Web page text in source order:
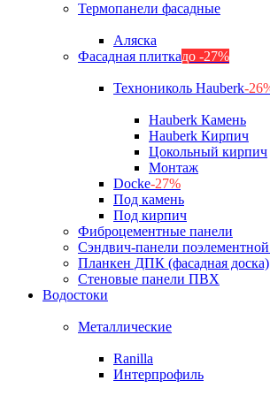
Термопанели фасадные
Аляска
Фасадная плиткадо -27%
Технониколь Hauberk-
Hauberk Камень
Hauberk Кирпич
Цокольный кирпич
Монтаж
Docke-27%
Под камень
Под кирпич
Фиброцементные панели
Сэндвич-панели
Планкен ДПК (фасадная доска)
Стеновые панели ПВХ
Водостоки
Металлические
Ranilla
Интерпрофиль